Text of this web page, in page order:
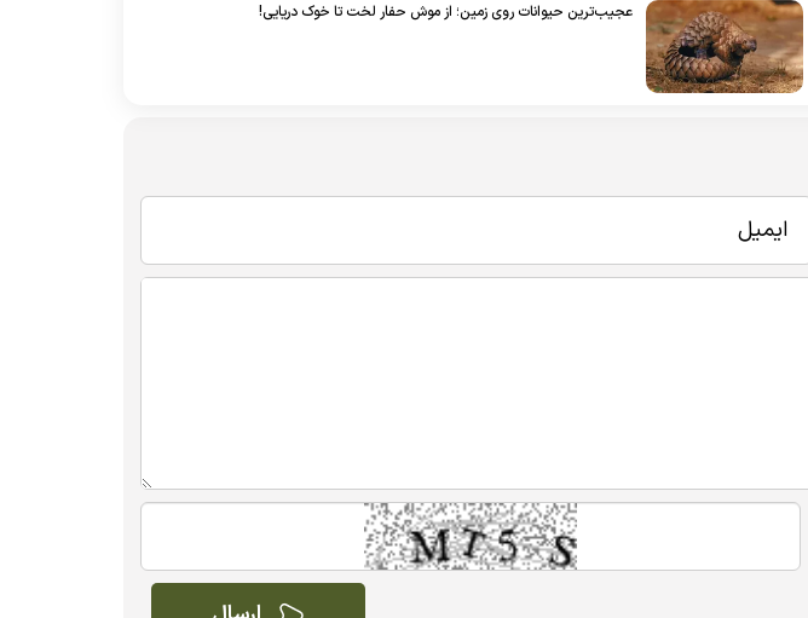
عجیب‌ترین حیوانات روی زمین؛ از موش حفار لخت تا خوک دریایی!